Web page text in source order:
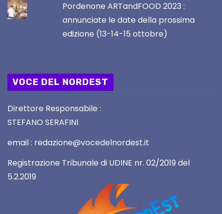
Pordenone ARTandFOOD 2023 :
annunciate le date della prossima
edizione (13-14-15 ottobre)
VOCE DEL NORDEST
Direttore Responsabile :
STEFANO SERAFINI
email : redazione@vocedelnordest.it
Registrazione Tribunale di UDINE nr. 02/2019 del
5.2.2019